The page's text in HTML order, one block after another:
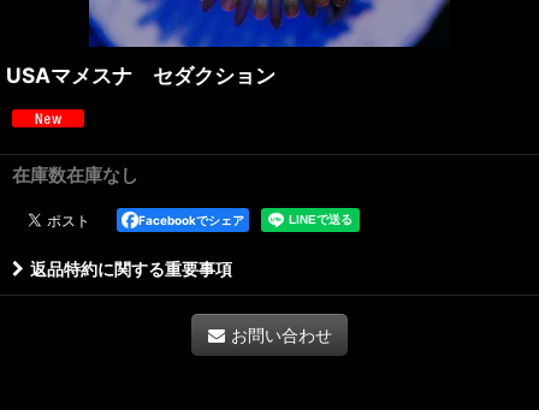
USAマメスナ セダクション
在庫数在庫なし
Facebookでシェア
返品特約に関する重要事項
お問い合わせ